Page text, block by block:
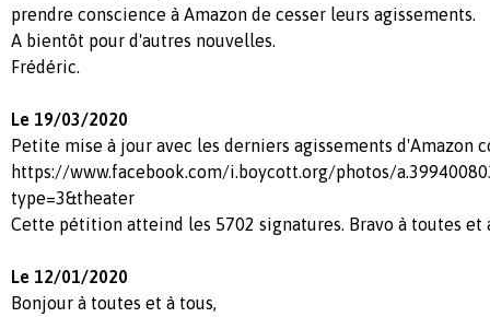
prendre conscience à Amazon de cesser leurs agissements.
A bientôt pour d'autres nouvelles.
Frédéric.
Le 19/03/2020
Petite mise à jour avec les derniers agissements d'Amazon
https://www.facebook.com/i.boycott.org/photos/
type=3&theater
Cette pétition atteind les 5702 signatures. Bravo à toutes et
Le 12/01/2020
Bonjour à toutes et à tous,